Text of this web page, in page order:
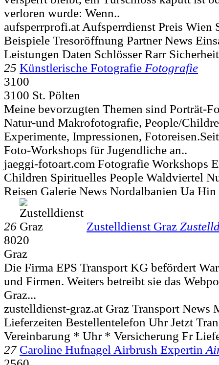
verloren wurde: Wenn..
aufsperrprofi.at Aufsperrdienst Preis Wien
Beispiele Tresoröffnung Partner News
Leistungen Daten Schlösser Rarr
25 Künstlerische Fotografie Fotografie
3100
3100 St. Pölten
Meine bevorzugten Themen sind Porträt-
Natur-und Makrofotografie, People/
Experimente, Impressionen, Fotoreisen.
Foto-Workshops für Jugendliche an..
jaeggi-fotoart.com Fotografie Workshops
Children Spirituelles People Waldviertel
Reisen Galerie News Nordalbanien Ua
26 Zustelldienst Graz
8020
Graz
Die Firma EPS Transport KG befördert
und Firmen. Weiters betreibt sie das
Graz...
zustelldienst-graz.at Graz Transport
Lieferzeiten Bestellentelefon Uhr Jetzt
Vereinbarung * Uhr * Versicherung Fr
27 Caroline Hufnagel Airbrush Expertin